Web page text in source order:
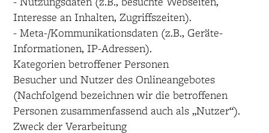
Interesse an Inhalten, Zugriffszeiten).
- Meta-/Kommunikationsdaten (z.B., Geräte-
Informationen, IP-Adressen).
Kategorien betroffener Personen
Besucher und Nutzer des Onlineangebotes
(Nachfolgend bezeichnen wir die betroffenen
Personen zusammenfassend auch als „Nutzer“).
Zweck der Verarbeitung